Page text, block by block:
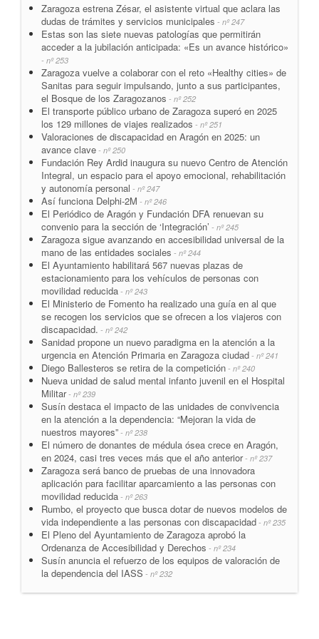
Zaragoza estrena Zésar, el asistente virtual que aclara las
dudas de trámites y servicios municipales - nº 247
Estas son las siete nuevas patologías que permitirán
acceder a la jubilación anticipada: «Es un avance histórico»
- nº 253
Zaragoza vuelve a colaborar con el reto «Healthy cities» de
Sanitas para seguir impulsando, junto a sus participantes,
el Bosque de los Zaragozanos - nº 252
El transporte público urbano de Zaragoza superó en 2025
los 129 millones de viajes realizados - nº 251
Valoraciones de discapacidad en Aragón en 2025: un
avance clave - nº 250
Fundación Rey Ardid inaugura su nuevo Centro de Atención
Integral, un espacio para el apoyo emocional, rehabilitación
y autonomía personal - nº 247
Así funciona Delphi-2M - nº 246
El Periódico de Aragón y Fundación DFA renuevan su
convenio para la sección de ‘Integración’ - nº 245
Zaragoza sigue avanzando en accesibilidad universal de la
mano de las entidades sociales - nº 244
El Ayuntamiento habilitará 567 nuevas plazas de
estacionamiento para los vehículos de personas con
movilidad reducida - nº 243
El Ministerio de Fomento ha realizado una guía en al que
se recogen los servicios que se ofrecen a los viajeros con
discapacidad. - nº 242
Sanidad propone un nuevo paradigma en la atención a la
urgencia en Atención Primaria en Zaragoza ciudad - nº 241
Diego Ballesteros se retira de la competición - nº 240
Nueva unidad de salud mental infanto juvenil en el Hospital
Militar- nº 239
Susín destaca el impacto de las unidades de convivencia
en la atención a la dependencia: “Mejoran la vida de
nuestros mayores” - nº 238
El número de donantes de médula ósea crece en Aragón,
en 2024, casi tres veces más que el año anterior- nº 237
Zaragoza será banco de pruebas de una innovadora
aplicación para facilitar aparcamiento a las personas con
movilidad reducida - nº 263
Rumbo, el proyecto que busca dotar de nuevos modelos de
vida independiente a las personas con discapacidad - nº 235
El Pleno del Ayuntamiento de Zaragoza aprobó la
Ordenanza de Accesibilidad y Derechos - nº 234
Susín anuncia el refuerzo de los equipos de valoración de
la dependencia del IASS - nº 232